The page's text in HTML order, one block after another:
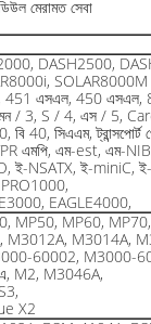
মেরামত সেবা
DASH2500,
SOLAR8000M
451 এসএল, 450 এসএল,
/ 3, S / 4, এস / 5,
বি 40, সিএএম,
এমপি, এম-est, এম-
ই-NSATX, ই-miniC,
EAGLE4000,
MP50, MP60,
M3012A, M3014A,
60002, M3000-
M2, M3046A,
X2